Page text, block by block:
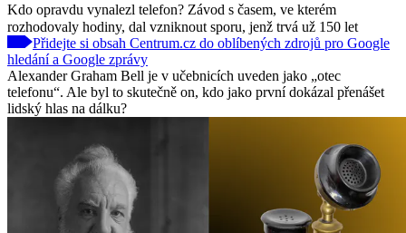
Kdo opravdu vynalezl telefon? Závod s časem, ve kterém
rozhodovaly hodiny, dal vzniknout sporu, jenž trvá už 150 let
Přidejte si obsah Centrum.cz do oblíbených zdrojů pro Google
hledání a Google zprávy
Alexander Graham Bell je v učebnicích uveden jako „otec
telefonu“. Ale byl to skutečně on, kdo jako první dokázal přenášet
lidský hlas na dálku?